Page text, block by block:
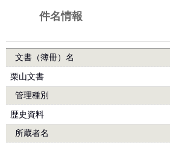
件名情報
文書（簿冊）名
栗山文書
管理種別
歴史資料
所蔵者名